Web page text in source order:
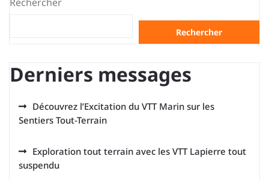
Rechercher
Derniers messages
Découvrez l’Excitation du VTT Marin sur les
Sentiers Tout-Terrain
Exploration tout terrain avec les VTT Lapierre tout
suspendu